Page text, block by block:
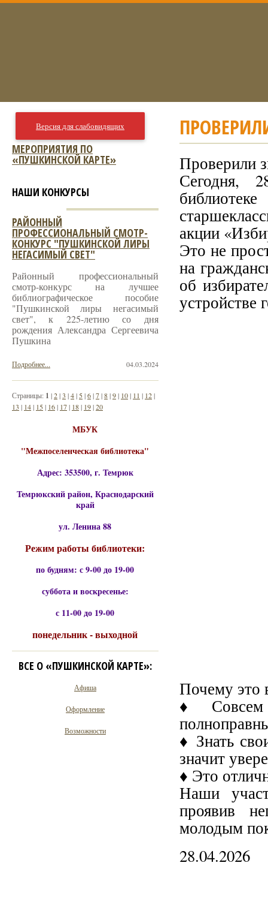
Проверили
Сегодня,
акции
Это не
на
об
устройстве
Почему это
♦ Совсем
♦ Знать
значит
♦ Это
Наши
проявив
молодым
28.04.2026
Версия для слабовидящих
МЕРОПРИЯТИЯ ПО
«ПУШКИНСКОЙ КАРТЕ»
НАШИ КОНКУРСЫ
РАЙОННЫЙ
ПРОФЕССИОНАЛЬНЫЙ СМОТР-
КОНКУРС "ПУШКИНСКОЙ ЛИРЫ
НЕГАСИМЫЙ СВЕТ"
Районный профессиональный
смотр-конкурс на лучшее
библиографическое пособие
"Пушкинской лиры негасимый
свет", к 225-летию со дня
рождения Александра Сергеевича
Пушкина
04.03.2024
Подробнее...
Страницы: 1 |2|3 |4| 5|6|7|8|9| 10| 11 | 12|
13 | 14| 15| 16| 17| 18| 19|20
МБУК
"Межпоселенческая библиотека"
Адрес: 353500, г. Темрюк
Темрюкский район, Краснодарский
край
ул. Ленина 88
Режим работы библиотеки:
по будням: с 9-00 до 19-00
суббота и воскресенье:
с 11-00 до 19-00
понедельник - выходной
ВСЕ О «ПУШКИНСКОЙ КАРТЕ»:
Афиша
Оформление
Возможности